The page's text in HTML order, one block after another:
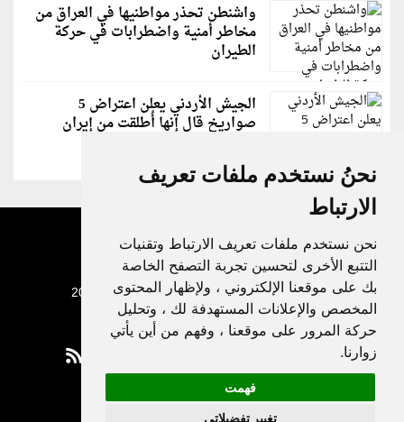
نحنُ نستخدم ملفات تعريف
الارتباط
نحن نستخدم ملفات تعريف الارتباط وتقنيات
التتبع الأخرى لتحسين تجربة التصفح الخاصة
بك على موقعنا الإلكتروني ، ولإظهار المحتوى
المخصص والإعلانات المستهدفة لك ، وتحليل
حركة المرور على موقعنا ، وفهم من أين يأتي
زوارنا.
فهمت
تغيير تفضيلاتي
واشنطن تحذر مواطنيها في العراق من
مخاطر أمنية واضطرابات في حركة
الطيران
الجيش الأردني يعلن اعتراض 5
صواريخ قال إنها أُطلقت من إيران
جميع الحقوق محفوظة لدنيا الوطن © 2003 - 2022
Privacy Policy